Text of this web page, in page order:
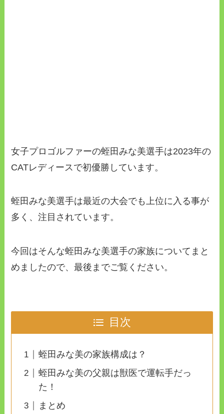
女子プロゴルファーの蛭田みな美選手は2023年の
CATレディースで初優勝しています。
蛭田みな美選手は最近の大会でも上位に入る事が
多く、注目されています。
今回はそんな蛭田みな美選手の家族についてまと
めましたので、最後までご覧ください。
目次
蛭田みな美の家族構成は？
蛭田みな美の父親は獣医で運転手だっ
た！
まとめ